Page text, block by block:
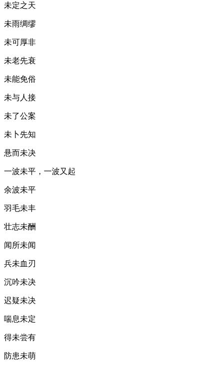
未定之天
未雨绸缪
未可厚非
未老先衰
未能免俗
未与人接
未了公案
未卜先知
悬而未决
一波未平，一波又起
余波未平
羽毛未丰
壮志未酬
闻所未闻
兵未血刃
沉吟未决
迟疑未决
喘息未定
得未尝有
防患未萌